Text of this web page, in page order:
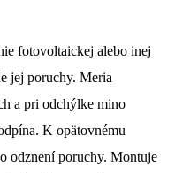
fotovoltaickej alebo inej
jej poruchy. Meria
a pri odchýlke mino
K opätovnému
odznení poruchy. Montuje